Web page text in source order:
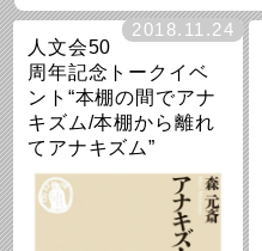
2018.11.24
人文会50
周年記念トークイベ
ント“本棚の間でアナ
キズム/本棚から離れ
てアナキズム”